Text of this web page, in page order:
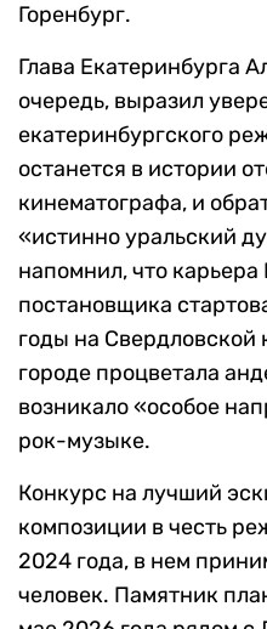
Горенбург.
Глава Екатеринбурга
очередь, выразил
екатеринбургского
останется в истории
кинематографа, и
«истинно уральский
напомнил, что карьера
постановщика
годы на Свердловской
городе процветала
возникало «особое
рок-музыке.
Конкурс на лучший
композиции в честь
2024 года, в нем
человек. Памятник